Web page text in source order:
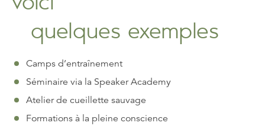
quelques exemples
Camps d’entraînement
Séminaire via la Speaker Academy
Atelier de cueillette sauvage
Formations à la pleine conscience